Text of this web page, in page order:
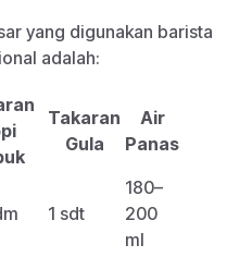
yang digunakan barista
adalah:
Takaran
Gula
Air
Panas
1 sdt
180–
200
ml